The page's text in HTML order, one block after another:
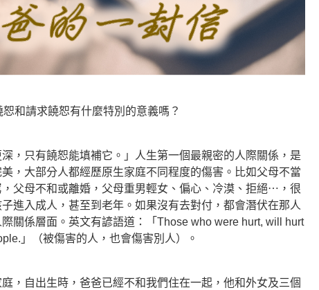
和請求饒恕有什麼特別的意義嗎？
，只有饒恕能填補它。」人生第一個最親密的人際關係，是
，大部分人都經歷原生家庭不同程度的傷害。比如父母不當
父母不和或離婚，父母重男輕女、偏心、冷漠、拒絕⋯，很
進入成人，甚至到老年。如果沒有去對付，都會潛伏在那人
關係層面。英文有諺語道：「Those who were hurt, will hurt
」（被傷害的人，也會傷害別人）。
，自出生時，爸爸已經不和我們住在一起，他和外女及三個